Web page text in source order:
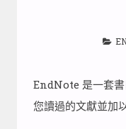
EndNote 是一套書
您讀過的文獻並加